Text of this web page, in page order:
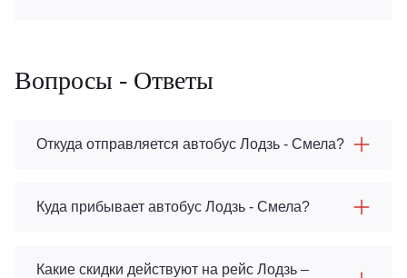
Вопросы - Ответы
Откуда отправляется автобус Лодзь - Смела?
Куда прибывает автобус Лодзь - Смела?
Какие скидки действуют на рейс Лодзь –